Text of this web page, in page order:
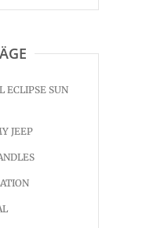
ECLIPSE SUN
JEEP